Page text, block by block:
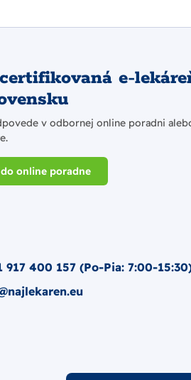
e-
v odbornej online poradni
online poradne
917 400 157 (Po-Pia: 7:00-